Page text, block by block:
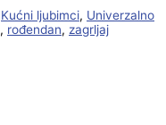
Kućni ljubimci, Univerzalno
, rođendan, zagrljaj